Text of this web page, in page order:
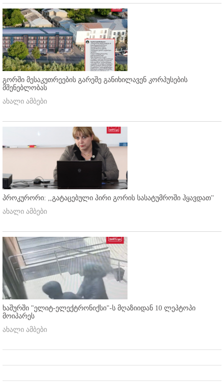
გორში მესაკუთრეების გარეშე განიხილავენ კორპუსების
მშენებლობას
ახალი ამბები
პროკურორი: ,,გატაცებული პირი გორის სასატუმროში ჰყავდათ''
ახალი ამბები
ხაშურში "ელიტ-ელექტრონიქსი"-ს მღაზიიდან 10 ლეპტოპი
მოიპარეს
ახალი ამბები